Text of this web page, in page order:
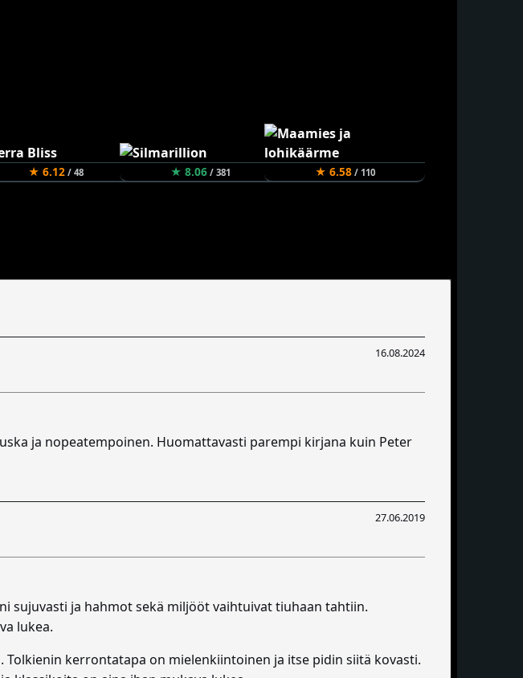
★ 6.12/ 48 ★ 8.06/ 381 ★ 6.58/ 110
16.08.2024
ja nopeatempoinen. Huomattavasti parempi kirjana kuin Peter
27.06.2019
sujuvasti ja hahmot sekä miljööt vaihtuivat tiuhaan tahtiin.
lukea.
kerrontatapa on mielenkiintoinen ja itse pidin siitä kovasti.